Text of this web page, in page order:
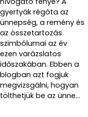
gyertyák régóta az
ünnepség, a remény és
az összetartozás
szimbólumai az év
ezen varázslatos
időszakában. Ebben a
blogban azt fogjuk
megvizsgálni, hogyan
tölthetjük be az ünne...